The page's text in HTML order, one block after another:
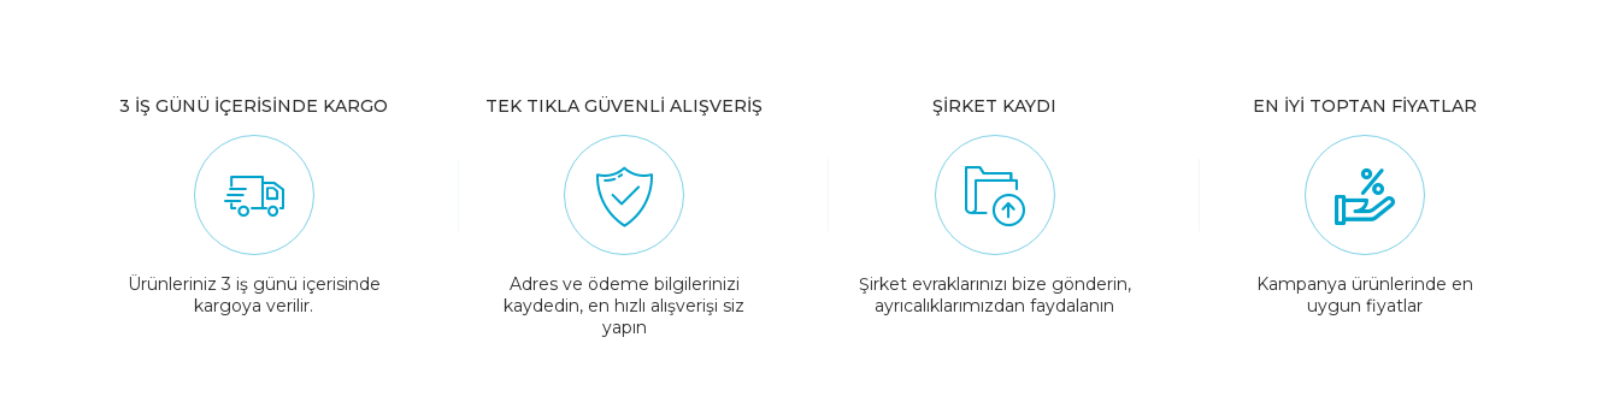
3 İŞ GÜNÜ İÇERİSİNDE KARGO
Ürünleriniz 3 iş günü içerisinde
kargoya verilir.
TEK TIKLA GÜVENLİ ALIŞVERİŞ
Adres ve ödeme bilgilerinizi
kaydedin, en hızlı alışverişi siz
yapın
ŞİRKET KAYDI
Şirket evraklarınızı bize gönderin,
ayrıcalıklarımızdan faydalanın
EN İYİ TOPTAN FİYATLAR
Kampanya ürünlerinde en
uygun fiyatlar